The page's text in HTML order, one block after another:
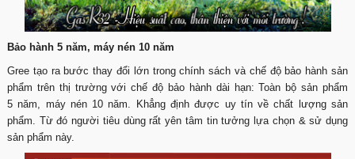
Bảo hành 5 năm, máy nén 10 năm
Gree tạo ra bước thay đổi lớn trong chính sách và chế độ bảo hành sản
phẩm trên thị trường với chế độ bảo hành dài hạn: Toàn bộ sản phẩm
5 năm, máy nén 10 năm. Khẳng định được uy tín về chất lượng sản
phẩm. Từ đó người tiêu dùng rất yên tâm tin tưởng lựa chọn & sử dụng
sản phẩm này.